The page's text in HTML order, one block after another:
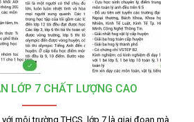
LỚP 7 CHẤT LƯỢNG CAO
môi trường THCS, lớp 7 là giai đoạn mà